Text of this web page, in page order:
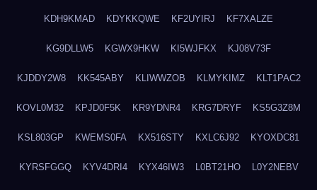
KDH9KMAD KDYKKQWE KF2UYIRJ KF7XALZE
KG9DLLW5 KGWX9HKW KI5WJFKX KJ08V73F
KJDDY2W8 KK545ABY KLIWWZOB KLMYKIMZ KLT1PAC2
KOVL0M32 KPJD0F5K KR9YDNR4 KRG7DRYF KS5G3Z8M
KSL803GP KWEMS0FA KX516STY KXLC6J92 KYOXDC81
KYRSFGGQ KYV4DRI4 KYX46IW3 L0BT21HO L0Y2NEBV